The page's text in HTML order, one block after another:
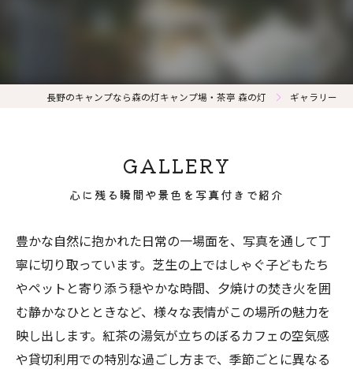
長野のキャンプなら森の灯キャンプ場・茶亭 森の灯 ギャラリー
GALLERY
心に残る瞬間や景色を写真付きで紹介
豊かな自然に抱かれた日常の一場面を、写真を通して丁
寧に切り取っています。芝生の上ではしゃぐ子どもたち
やペットと寄り添う穏やかな時間、夕焼けの焚き火を囲
む静かなひとときなど、様々な表情がこの場所の魅力を
映し出します。紅茶の湯気が立ちのぼるカフェの空気感
や貸切利用での特別な過ごし方まで、季節ごとに異なる